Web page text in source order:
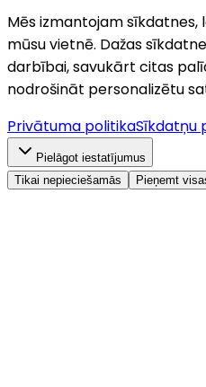
Mēs izmantojam sīkdatnes,
mūsu vietnē. Dažas
darbībai, savukārt citas
nodrošināt personalizētu
Privātuma politikaSīkdatņu
Pielāgot iestatījumus
Tikai nepieciešamās
Pieņemt